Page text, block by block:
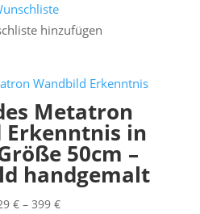
hinzufügen
Metatron
Erkenntnis in
50cm –
handgemalt
€ – 399 €Preisspanne: